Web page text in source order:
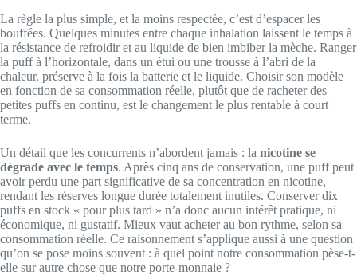
La règle la plus simple, et la moins respectée, c’est d’espacer les
bouffées. Quelques minutes entre chaque inhalation laissent le temps à
la résistance de refroidir et au liquide de bien imbiber la mèche. Ranger
la puff à l’horizontale, dans un étui ou une trousse à l’abri de la
chaleur, préserve à la fois la batterie et le liquide. Choisir son modèle
en fonction de sa consommation réelle, plutôt que de racheter des
petites puffs en continu, est le changement le plus rentable à court
terme.
Un détail que les concurrents n’abordent jamais : la nicotine se
dégrade avec le temps. Après cinq ans de conservation, une puff peut
avoir perdu une part significative de sa concentration en nicotine,
rendant les réserves longue durée totalement inutiles. Conserver dix
puffs en stock « pour plus tard » n’a donc aucun intérêt pratique, ni
économique, ni gustatif. Mieux vaut acheter au bon rythme, selon sa
consommation réelle. Ce raisonnement s’applique aussi à une question
qu’on se pose moins souvent : à quel point notre consommation pèse-t-
elle sur autre chose que notre porte-monnaie ?